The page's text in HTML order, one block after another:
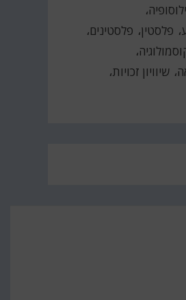
פלסטין פלסטינים
שיוויון זכויות